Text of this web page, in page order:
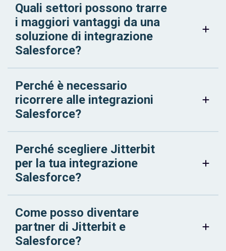
Quali settori possono trarre
i maggiori vantaggi da una
soluzione di integrazione
Salesforce?
Perché è necessario
ricorrere alle integrazioni
Salesforce?
Perché scegliere Jitterbit
per la tua integrazione
Salesforce?
Come posso diventare
partner di Jitterbit e
Salesforce?